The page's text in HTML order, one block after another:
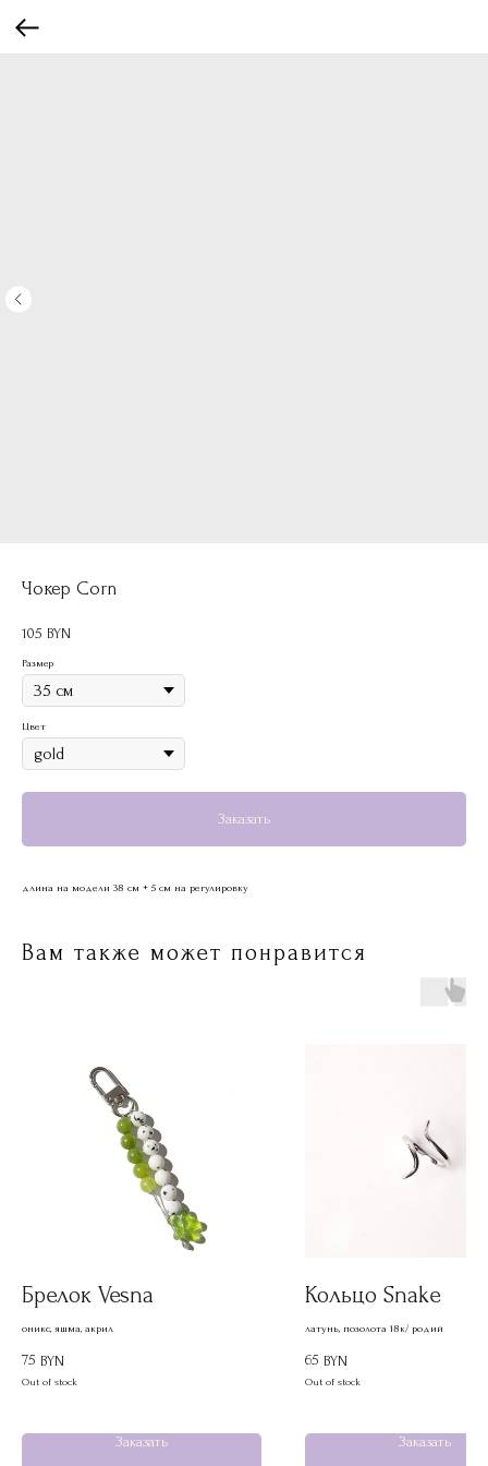
Чокер Corn
105 BYN
Размер
Цвет
Заказать
длина на модели 38 см + 5 см на регулировку
Вам также может понравится
Брелок Vesna
оникс, яшма, акрил
75 BYN
Out of stock
Заказать
Кольцо Snake
латунь, позолота 18к/ родий
65 BYN
Out of stock
Заказать